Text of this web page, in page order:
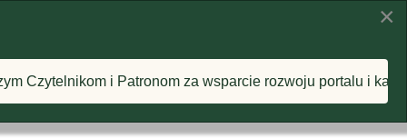
🦅 🦅 ☁️
×
za wsparcie rozwoju portalu i każdą postawioną